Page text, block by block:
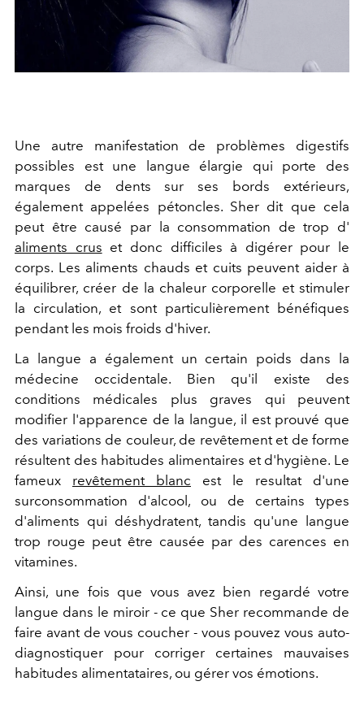
Une autre manifestation de problèmes digestifs
possibles est une langue élargie qui porte des
marques de dents sur ses bords extérieurs,
également appelées pétoncles. Sher dit que cela
peut être causé par la consommation de trop d'
aliments crus et donc difficiles à digérer pour le
corps. Les aliments chauds et cuits peuvent aider à
équilibrer, créer de la chaleur corporelle et stimuler
la circulation, et sont particulièrement bénéfiques
pendant les mois froids d'hiver.
La langue a également un certain poids dans la
médecine occidentale. Bien qu'il existe des
conditions médicales plus graves qui peuvent
modifier l'apparence de la langue, il est prouvé que
des variations de couleur, de revêtement et de forme
résultent des habitudes alimentaires et d'hygiène. Le
fameux revêtement blanc est le resultat d'une
surconsommation d'alcool, ou de certains types
d'aliments qui déshydratent, tandis qu'une langue
trop rouge peut être causée par des carences en
vitamines.
Ainsi, une fois que vous avez bien regardé votre
langue dans le miroir - ce que Sher recommande de
faire avant de vous coucher - vous pouvez vous auto-
diagnostiquer pour corriger certaines mauvaises
habitudes alimentataires, ou gérer vos émotions.